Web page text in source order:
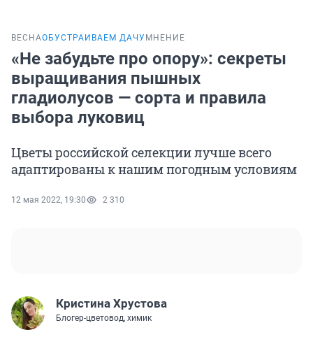
ВЕСНАОБУСТРАИВАЕМ ДАЧУ МНЕНИЕ
«Не забудьте про опору»: секреты
выращивания пышных
гладиолусов — сорта и правила
выбора луковиц
Цветы российской селекции лучше всего
адаптированы к нашим погодным условиям
12 мая 2022, 19:30 2 310
Кристина Хрустова
Блогер-цветовод, химик